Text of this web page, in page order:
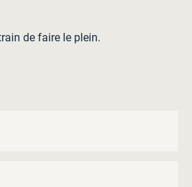
de faire le plein.
pour le moment.)